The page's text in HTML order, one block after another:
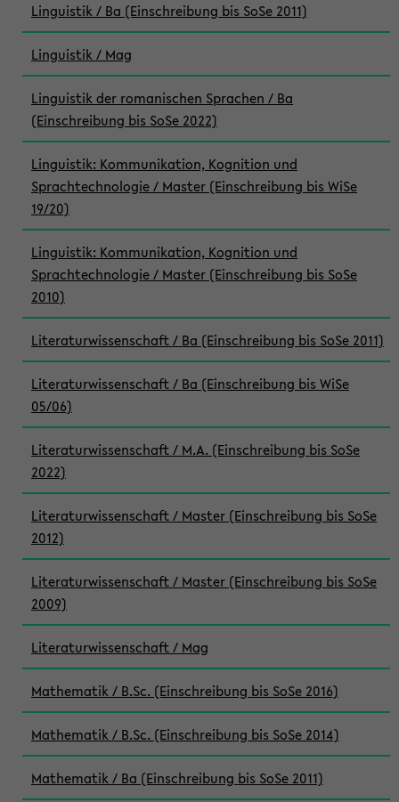
Linguistik / Ba (Einschreibung bis SoSe 2011)
Linguistik / Mag
Linguistik der romanischen Sprachen / Ba
(Einschreibung bis SoSe 2022)
Linguistik: Kommunikation, Kognition und
Sprachtechnologie / Master (Einschreibung bis WiSe
19/20)
Linguistik: Kommunikation, Kognition und
Sprachtechnologie / Master (Einschreibung bis SoSe
2010)
Literaturwissenschaft / Ba (Einschreibung bis SoSe 2011)
Literaturwissenschaft / Ba (Einschreibung bis WiSe
05/06)
Literaturwissenschaft / M.A. (Einschreibung bis SoSe
2022)
Literaturwissenschaft / Master (Einschreibung bis SoSe
2012)
Literaturwissenschaft / Master (Einschreibung bis SoSe
2009)
Literaturwissenschaft / Mag
Mathematik / B.Sc. (Einschreibung bis SoSe 2016)
Mathematik / B.Sc. (Einschreibung bis SoSe 2014)
Mathematik / Ba (Einschreibung bis SoSe 2011)